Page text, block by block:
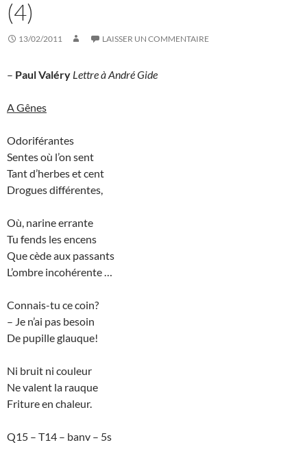
(4)
13/02/2011 LAISSER UN COMMENTAIRE
– Paul Valéry Lettre à André Gide
A Gênes
Odoriférantes
Sentes où l’on sent
Tant d’herbes et cent
Drogues différentes,
Où, narine errante
Tu fends les encens
Que cède aux passants
L’ombre incohérente …
Connais-tu ce coin?
– Je n’ai pas besoin
De pupille glauque!
Ni bruit ni couleur
Ne valent la rauque
Friture en chaleur.
Q15 – T14 – banv – 5s